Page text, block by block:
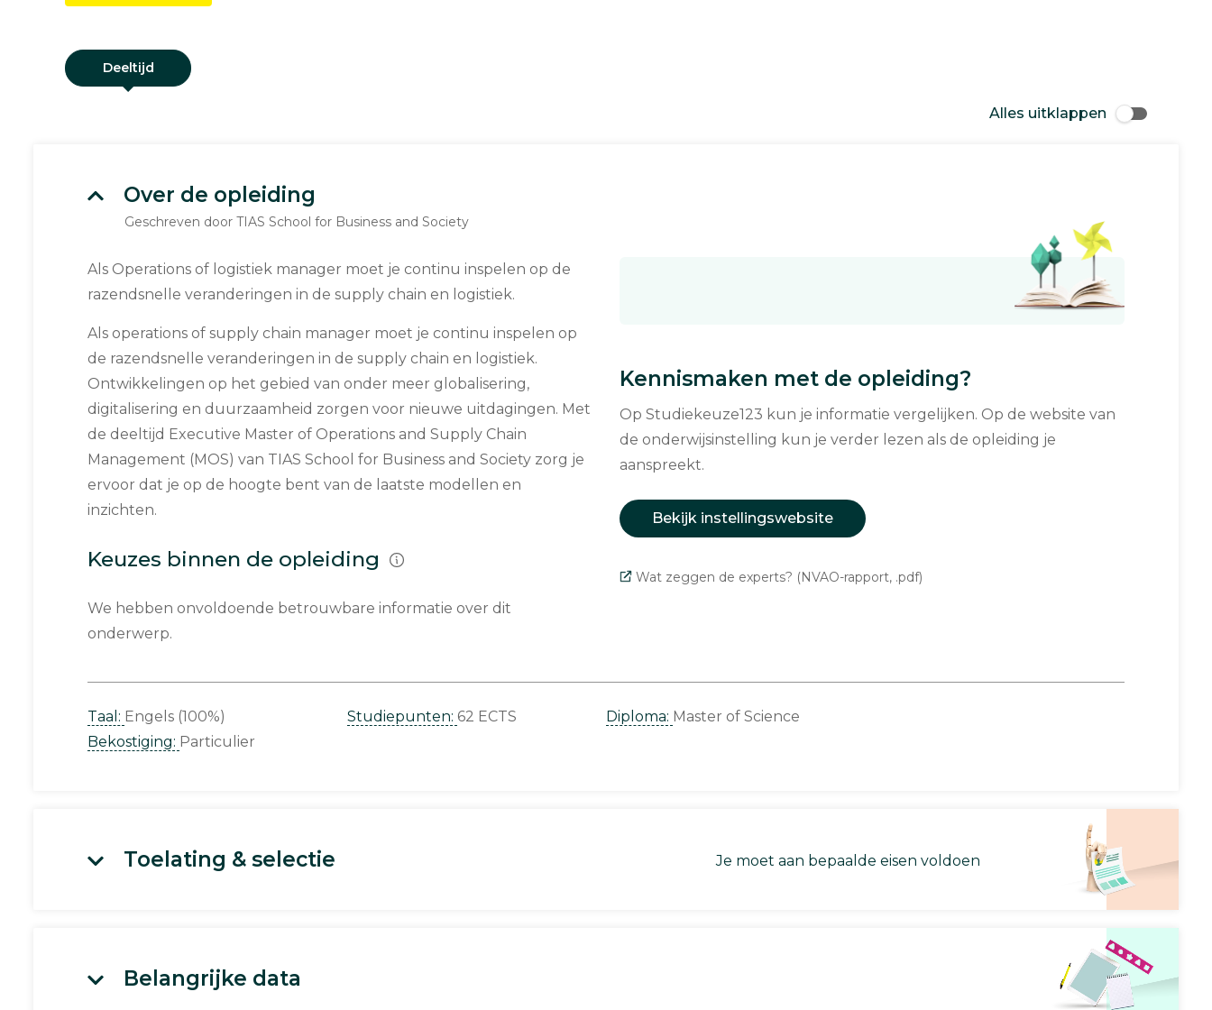
Deeltijd
Alles uitklappen
Over de opleiding
Geschreven door TIAS School for Business and Society
Als Operations of logistiek manager moet je continu inspelen op de
razendsnelle veranderingen in de supply chain en logistiek.
Als operations of supply chain manager moet je continu inspelen op
de razendsnelle veranderingen in de supply chain en logistiek.
Ontwikkelingen op het gebied van onder meer globalisering,
digitalisering en duurzaamheid zorgen voor nieuwe uitdagingen. Met
de deeltijd Executive Master of Operations and Supply Chain
Management (MOS) van TIAS School for Business and Society zorg je
ervoor dat je op de hoogte bent van de laatste modellen en
inzichten.
Keuzes binnen de opleiding
We hebben onvoldoende betrouwbare informatie over dit
onderwerp.
Kennismaken met de opleiding?
Op Studiekeuze123 kun je informatie vergelijken. Op de website van
de onderwijsinstelling kun je verder lezen als de opleiding je
aanspreekt.
Bekijk instellingswebsite
Wat zeggen de experts? (NVAO-rapport, .pdf)
Taal: Engels (100%)
Bekostiging: Particulier
Studiepunten: 62 ECTS Diploma: Master of Science
Toelating & selectie Je moet aan bepaalde eisen voldoen
Belangrijke data